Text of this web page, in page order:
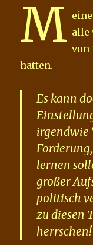
M alle
von
hatten.
Es kann
irgendwie
lernen
großer
politisch
zu diesen
herrschen!